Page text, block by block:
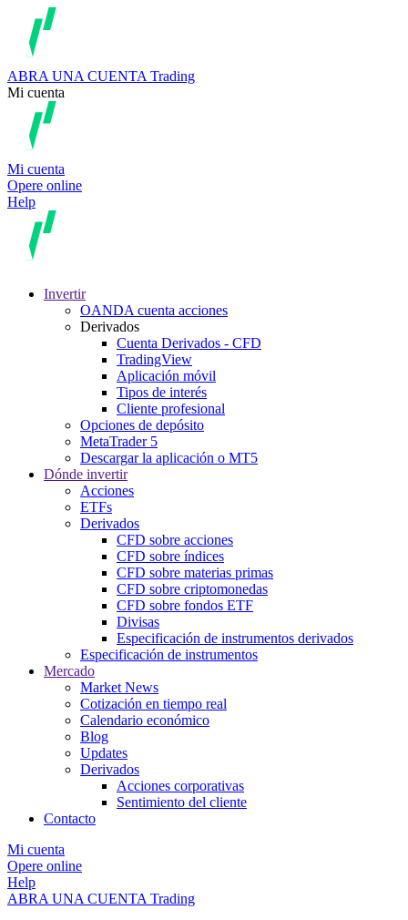
ABRA UNA CUENTA Trading
Mi cuenta
Mi cuenta
Opere online
Help
Invertir
OANDA cuenta acciones
Derivados
Cuenta Derivados - CFD
TradingView
Aplicación móvil
Tipos de interés
Cliente profesional
Opciones de depósito
MetaTrader 5
Descargar la aplicación o MT5
Dónde invertir
Acciones
ETFs
Derivados
CFD sobre acciones
CFD sobre índices
CFD sobre materias primas
CFD sobre criptomonedas
CFD sobre fondos ETF
Divisas
Especificación de instrumentos derivados
Especificación de instrumentos
Mercado
Market News
Cotización en tiempo real
Calendario económico
Blog
Updates
Derivados
Acciones corporativas
Sentimiento del cliente
Contacto
Mi cuenta
Opere online
Help
ABRA UNA CUENTA Trading